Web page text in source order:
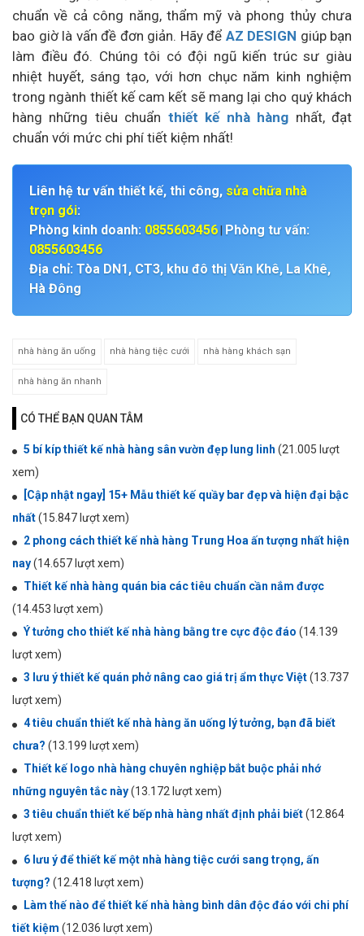
chuẩn về cả công năng, thẩm mỹ và phong thủy chưa
bao giờ là vấn đề đơn giản. Hãy để AZ DESIGN giúp bạn
làm điều đó. Chúng tôi có đội ngũ kiến trúc sư giàu
nhiệt huyết, sáng tạo, với hơn chục năm kinh nghiệm
trong ngành thiết kế cam kết sẽ mang lại cho quý khách
hàng những tiêu chuẩn thiết kế nhà hàng nhất, đạt
chuẩn với mức chi phí tiết kiệm nhất!
Liên hệ tư vấn thiết kế, thi công, sửa chữa nhà
trọn gói:
Phòng kinh doanh: 0855603456
Phòng tư vấn:
0855603456
Địa chỉ: Tòa DN1, CT3, khu đô thị Văn Khê, La Khê,
Hà Đông
nhà hàng ăn uống nhà hàng tiệc cưới nhà hàng khách sạn
nhà hàng ăn nhanh
CÓ THỂ BẠN QUAN TÂM
5 bí kíp thiết kế nhà hàng sân vườn đẹp lung linh (21.005 lượt
xem)
[Cập nhật ngay] 15+ Mẫu thiết kế quầy bar đẹp và hiện đại bậc
nhất(15.847 lượt xem)
2 phong cách thiết kế nhà hàng Trung Hoa ấn tượng nhất hiện
nay(14.657 lượt xem)
Thiết kế nhà hàng quán bia các tiêu chuẩn cần nắm được
(14.453 lượt xem)
Ý tưởng cho thiết kế nhà hàng bằng tre cực độc đáo (14.139
lượt xem)
3 lưu ý thiết kế quán phở nâng cao giá trị ẩm thực Việt(13.737
lượt xem)
4 tiêu chuẩn thiết kế nhà hàng ăn uống lý tưởng, bạn đã biết
chưa? (13.199 lượt xem)
Thiết kế logo nhà hàng chuyên nghiệp bắt buộc phải nhớ
những nguyên tắc này(13.172 lượt xem)
3 tiêu chuẩn thiết kế bếp nhà hàng nhất định phải biết(12.864
lượt xem)
6 lưu ý để thiết kế một nhà hàng tiệc cưới sang trọng, ấn
tượng? (12.418 lượt xem)
Làm thế nào để thiết kế nhà hàng bình dân độc đáo với chi phí
tiết kiệm (12.036 lượt xem)